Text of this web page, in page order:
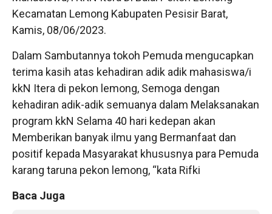
Kecamatan Lemong Kabupaten Pesisir Barat,
Kamis, 08/06/2023.
Dalam Sambutannya tokoh Pemuda mengucapkan
terima kasih atas kehadiran adik adik mahasiswa/i
kkN Itera di pekon lemong, Semoga dengan
kehadiran adik-adik semuanya dalam Melaksanakan
program kkN Selama 40 hari kedepan akan
Memberikan banyak ilmu yang Bermanfaat dan
positif kepada Masyarakat khususnya para Pemuda
karang taruna pekon lemong, “kata Rifki
Baca Juga